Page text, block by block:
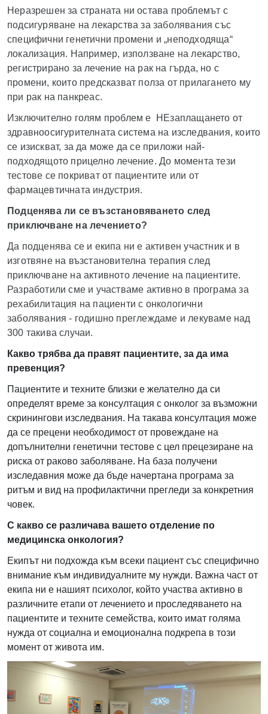
Неразрешен за страната ни остава проблемът с
подсигуряване на лекарства за заболявания със
специфични генетични промени и „неподходяща“
локализация. Например, използване на лекарство,
регистрирано за лечение на рак на гърда, но с
промени, които предсказват полза от прилагането му
при рак на панкреас.
Изключително голям проблем е НЕзаплащането от
здравноосигурителната система на изследвания, които
се изискват, за да може да се приложи най-
подходящото прицелно лечение. До момента тези
тестове се покриват от пациентите или от
фармацевтичната индустрия.
Подценява ли се възстановяването след
приключване на лечението?
Да подценява се и екипа ни е активен участник и в
изготвяне на възстановителна терапия след
приключване на активното лечение на пациентите.
Разработили сме и участваме активно в програма за
рехабилитация на пациенти с онкологични
заболявания - годишно преглеждаме и лекуваме над
300 такива случаи.
Какво трябва да правят пациентите, за да има
превенция?
Пациентите и техните близки е желателно да си
определят време за консултация с онколог за възможни
скринингови изследвания. На такава консултация може
да се прецени необходимост от провеждане на
допълнителни генетични тестове с цел прецезиране на
риска от раково заболяване. На база получени
изследавния може да бъде начертана програма за
ритъм и вид на профилактични прегледи за конкретния
човек.
С какво се различава вашето отделение по
медицинска онкология?
Екипът ни подхожда към всеки пациент със специфично
внимание към индивидуалните му нужди. Важна част от
екипа ни е нашият психолог, който участва активно в
различните етапи от лечението и проследяването на
пациентите и техните семейства, които имат голяма
нужда от социална и емоционална подкрепа в този
момент от живота им.